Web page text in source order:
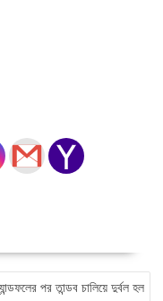
পর তান্ডব চালিয়ে দুর্বল হল